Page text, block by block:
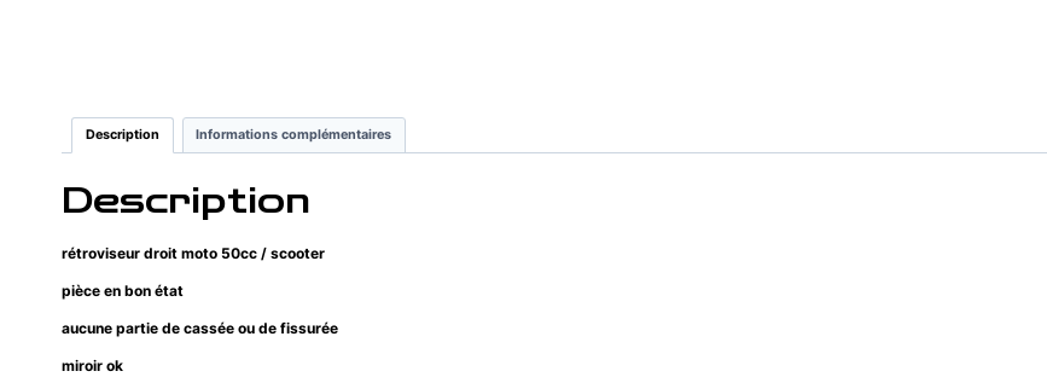
Description Informations complémentaires
Description
rétroviseur droit moto 50cc / scooter
pièce en bon état
aucune partie de cassée ou de fissurée
miroir ok